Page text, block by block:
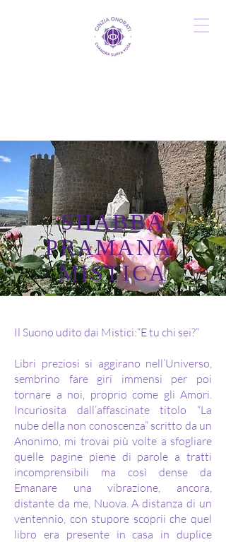
SHABBA
PRAMANA
MISTICA
Il Suono udito dai Mistici:“E tu chi sei?”
Libri preziosi si aggirano nell’Universo,
sembrino fare giri immensi per poi
tornare a noi, proprio come gli Amori.
Incuriosita dall’affascinate titolo “La
nube della non conoscenza” scritto da un
Anonimo, mi trovai più volte a sfogliare
quelle pagine piene di parole a tratti
incomprensibili ma così dense da
Emanare una vibrazione, ancora,
distante da me, Nuova. A distanza di un
ventennio, con stupore scoprii che quel
libro era presente in casa in duplice